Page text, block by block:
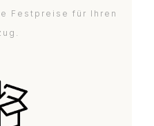
Festpreise für Ihren